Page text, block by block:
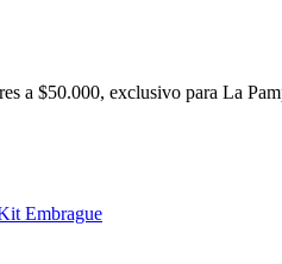
a $50.000, exclusivo para La
Embrague